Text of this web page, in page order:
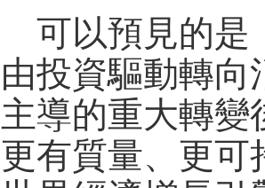
可以預見的是
由投資驅動轉
主導的重大轉變
更有質量、更可